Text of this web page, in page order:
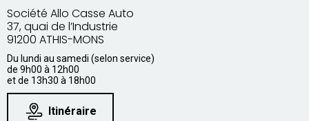
Société Allo Casse Auto
37, quai de l’Industrie
91200 ATHIS-MONS
Du lundi au samedi (selon service)
de 9h00 à 12h00
et de 13h30 à 18h00
Itinéraire